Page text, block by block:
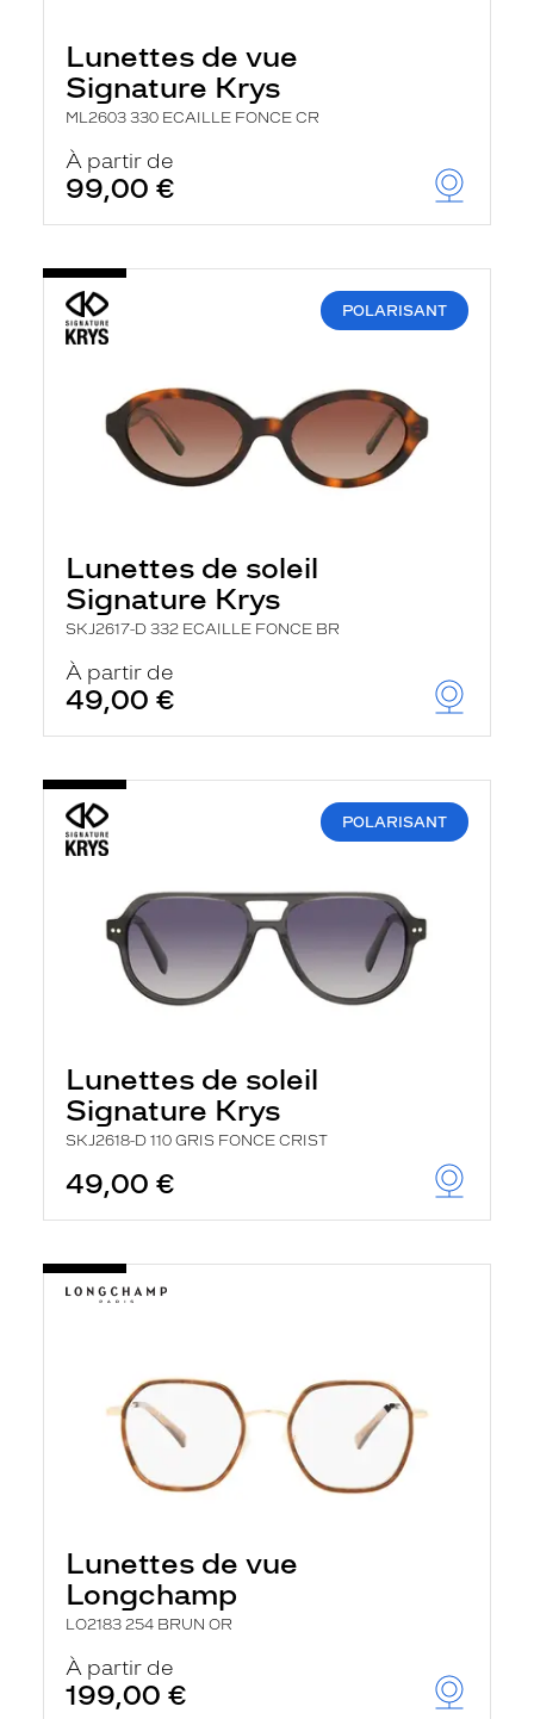
Lunettes de vue
Signature Krys
ML2603 330 ECAILLE FONCE CR
À partir de
99,00 €
POLARISANT
Lunettes de soleil
Signature Krys
SKJ2617-D 332 ECAILLE FONCE BR
À partir de
49,00 €
POLARISANT
Lunettes de soleil
Signature Krys
SKJ2618-D 110 GRIS FONCE CRIST
49,00 €
Lunettes de vue
Longchamp
LO2183 254 BRUN OR
À partir de
199,00 €